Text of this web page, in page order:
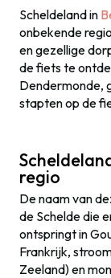
Scheldeland in
onbekende
en gezellige
de fiets te
Dendermonde,
stapten op de
regio
De naam van
de Schelde die
ontspringt in
Frankrijk,
Zeeland) en